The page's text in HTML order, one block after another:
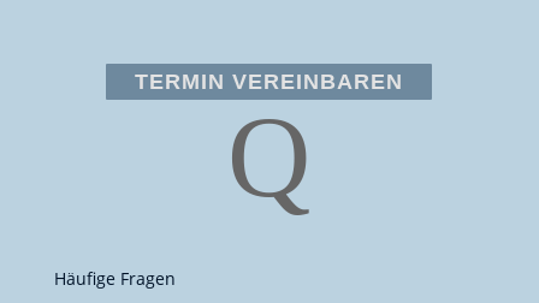
TERMIN VEREINBAREN
Q
Häufige Fragen